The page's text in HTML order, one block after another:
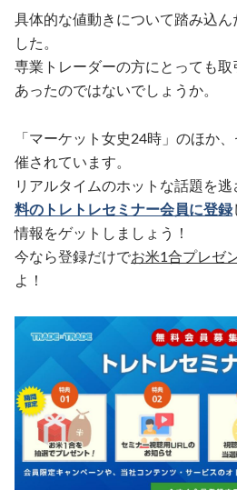
具体的な値動きについて踏み込
した。
専業トレーダーの方にとっても
あったのではないでしょうか。
「マーケット女史24時」のほか
催されています。
リアルタイムのホットな話題を逃
料のトレトレセミナー会員に登録
情報をゲットしましょう！
今なら登録だけでお米1合プレゼ
よ！